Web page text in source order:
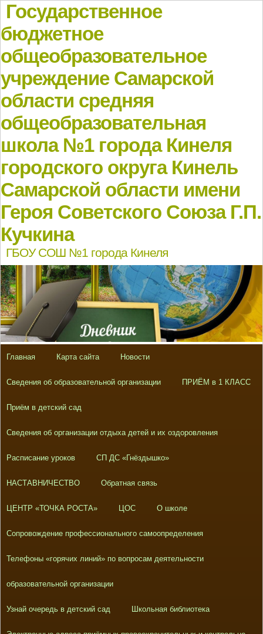
Государственное
бюджетное
общеобразовательное
учреждение Самарской
области средняя
общеобразовательная
школа №1 города Кинеля
городского округа Кинель
Самарской области имени
Героя Советского Союза Г.П.
Кучкина
ГБОУ СОШ №1 города Кинеля
Главная Карта сайта Новости
Сведения об образовательной организации ПРИЁМ в 1 КЛАСС
Приём в детский сад
Сведения об организации отдыха детей и их оздоровления
Расписание уроков СП ДС «Гнёздышко»
НАСТАВНИЧЕСТВО Обратная связь
ЦЕНТР «ТОЧКА РОСТА» ЦОС О школе
Сопровождение профессионального самоопределения
Телефоны «горячих линий» по вопросам деятельности
образовательной организации
Узнай очередь в детский сад Школьная библиотека